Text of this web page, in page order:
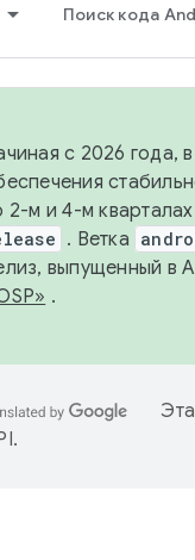
Поиск кода
с 2026 года,
2-м и 4-м
. Ветка
выпущенный в
.
.